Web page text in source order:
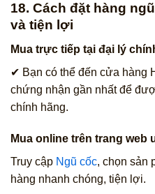
18. Cách đặt hàng
và tiện lợi
Mua trực tiếp tại đại lý
✔ Bạn có thể đến cửa hàng
chứng nhận gần nhất để
chính hãng.
Mua online trên trang web
Truy cập Ngũ cốc, chọn sản
hàng nhanh chóng, tiện lợi.